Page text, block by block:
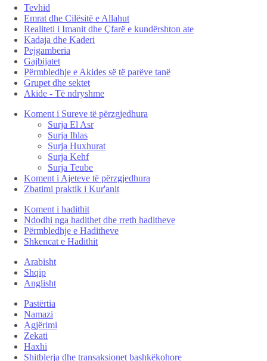
Tevhid
Emrat dhe Cilësitë e Allahut
Realiteti i Imanit dhe Çfarë e kundërshton ate
Kadaja dhe Kaderi
Pejgamberia
Gajbijatet
Përmbledhje e Akides së të parëve tanë
Grupet dhe sektet
Akide - Të ndryshme
Koment i Sureve të përzgjedhura
Surja El Asr
Surja Ihlas
Surja Huxhurat
Surja Kehf
Surja Teube
Koment i Ajeteve të përzgjedhura
Zbatimi praktik i Kur'anit
Koment i hadithit
Ndodhi nga hadithet dhe rreth haditheve
Përmbledhje e Haditheve
Shkencat e Hadithit
Arabisht
Shqip
Anglisht
Pastërtia
Namazi
Agjërimi
Zekati
Haxhi
Shitblerja dhe transaksionet bashkëkohore